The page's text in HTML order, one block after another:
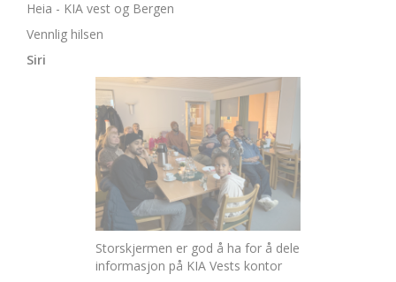
Heia - KIA vest og Bergen
Vennlig hilsen
Siri
Storskjermen er god å ha for å dele
informasjon på KIA Vests kontor